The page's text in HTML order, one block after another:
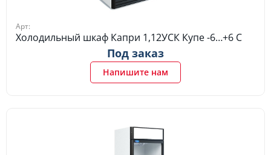
Арт:
Холодильный шкаф Капри 1,12УСК Купе -6…+6 C
Под заказ
Напишите нам